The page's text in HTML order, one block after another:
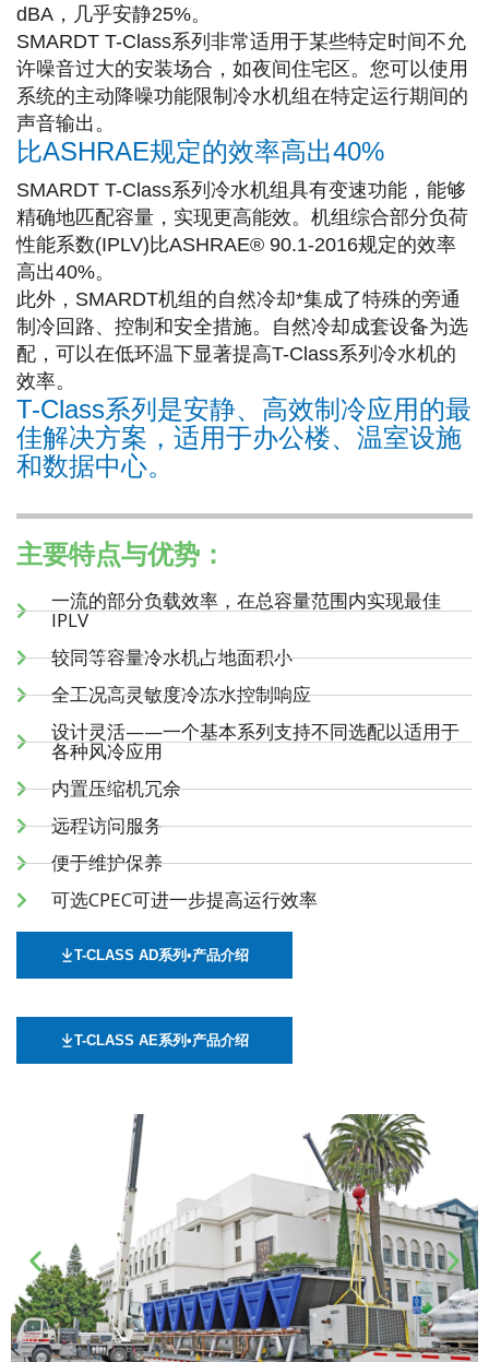
dBA，几乎安静25%。
SMARDT T-Class系列非常适用于某些特定时间不允
许噪音过大的安装场合，如夜间住宅区。您可以使用
系统的主动降噪功能限制冷水机组在特定运行期间的
声音输出。
比ASHRAE规定的效率高出40%
SMARDT T-Class系列冷水机组具有变速功能，能够
精确地匹配容量，实现更高能效。机组综合部分负荷
性能系数(IPLV)比ASHRAE® 90.1-2016规定的效率
高出40%。
此外，SMARDT机组的自然冷却*集成了特殊的旁通
制冷回路、控制和安全措施。自然冷却成套设备为选
配，可以在低环温下显著提高T-Class系列冷水机的
效率。
T-Class系列是安静、高效制冷应用的最
佳解决方案，适用于办公楼、温室设施
和数据中心。
主要特点与优势：
一流的部分负载效率，在总容量范围内实现最佳
IPLV
较同等容量冷水机占地面积小
全工况高灵敏度冷冻水控制响应
设计灵活——一个基本系列支持不同选配以适用于
各种风冷应用
内置压缩机冗余
远程访问服务
便于维护保养
可选CPEC可进一步提高运行效率
T-CLASS AD系列•产品介绍
T-CLASS AE系列•产品介绍